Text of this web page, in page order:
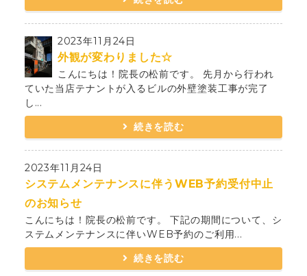
2023年11月24日
外観が変わりました☆
こんにちは！院長の松前です。 先月から行われ
ていた当店テナントが入るビルの外壁塗装工事が完了
し...
続きを読む
2023年11月24日
システムメンテナンスに伴うWEB予約受付中止
のお知らせ
こんにちは！院長の松前です。 下記の期間について、シ
ステムメンテナンスに伴いWEB予約のご利用...
続きを読む